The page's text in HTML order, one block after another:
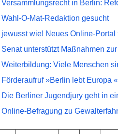
Versammlungsrecht in Berlin:
Wahl-O-Mat-Redaktion gesucht
jewusst wie! Neues Online-
Senat unterstützt Maßnahmen
Weiterbildung: Viele Menschen
Förderaufruf »Berlin lebt Europa
Die Berliner Jugendjury geht in
Online-Befragung zu